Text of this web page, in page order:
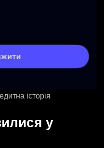
історія
у